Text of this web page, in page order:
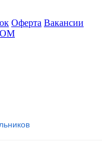
Оферта Вакансии